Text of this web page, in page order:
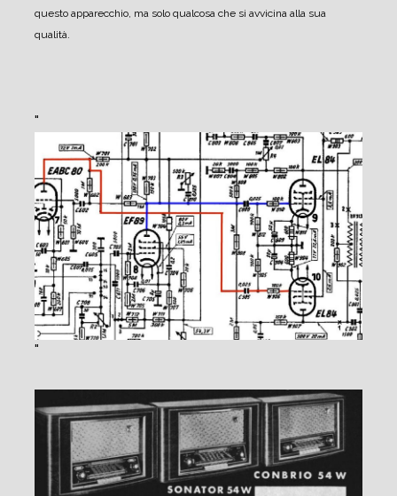
questo apparecchio, ma solo qualcosa che si avvicina alla sua
qualità.